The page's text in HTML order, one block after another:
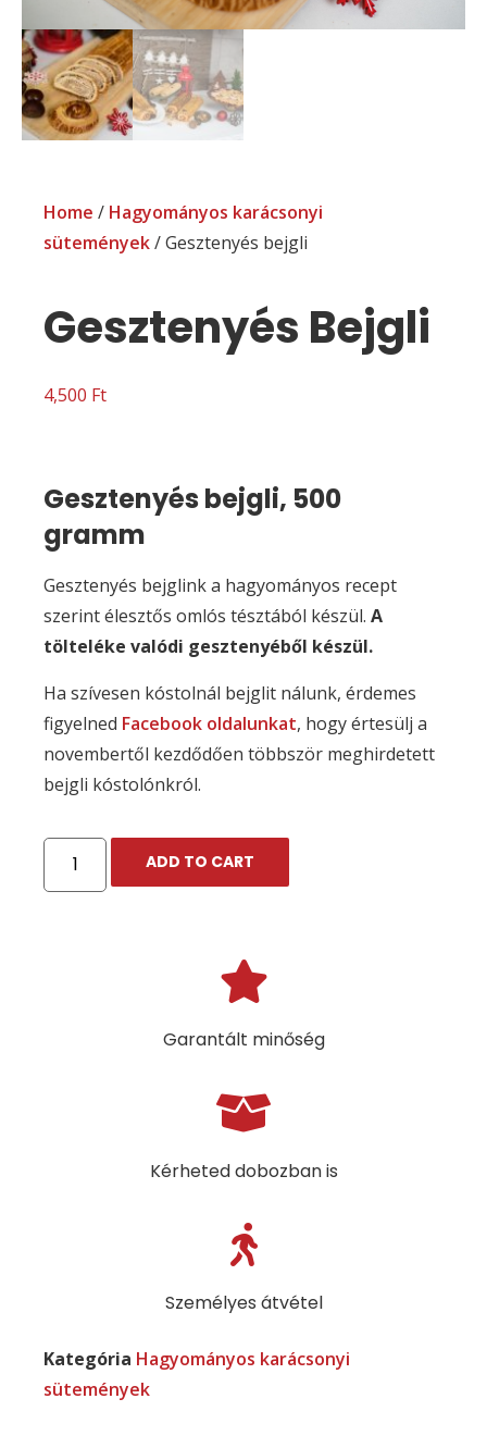
Home / Hagyományos karácsonyi
sütemények/ Gesztenyés bejgli
Gesztenyés Bejgli
4,500 Ft
Gesztenyés bejgli, 500
gramm
Gesztenyés bejglink a hagyományos recept
szerint élesztős omlós tésztából készül. A
tölteléke valódi gesztenyéből készül.
Ha szívesen kóstolnál bejglit nálunk, érdemes
figyelned Facebook oldalunkat, hogy értesülj a
novembertől kezdődően többször meghirdetett
bejgli kóstolónkról.
ADD TO CART
Garantált minőség
Kérheted dobozban is
Személyes átvétel
Kategória Hagyományos karácsonyi
sütemények